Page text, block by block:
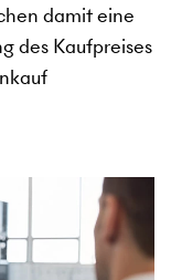
damit eine
des Kaufpreises